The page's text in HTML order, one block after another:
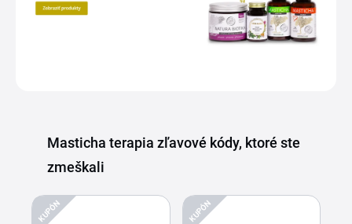
Masticha terapia zľavové kódy, ktoré ste
zmeškali
KUPÓN KUPÓN